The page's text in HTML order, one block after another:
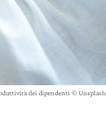
dei dipendenti © Unsplash